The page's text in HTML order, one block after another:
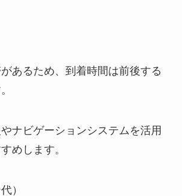
あるため、到着時間は前後する
ナビゲーションシステムを活用
めします。
）